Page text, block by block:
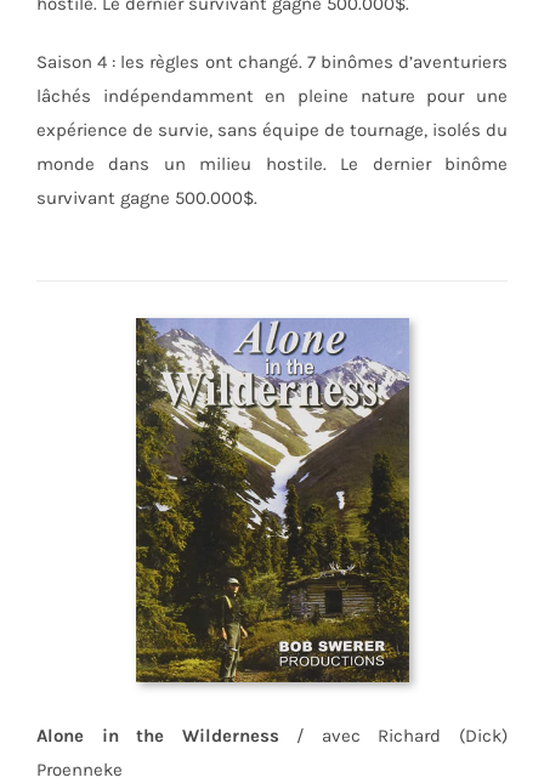
Saison 4 : les règles ont changé. 7 binômes d’aventuriers
lâchés indépendamment en pleine nature pour une
expérience de survie, sans équipe de tournage, isolés du
monde dans un milieu hostile. Le dernier binôme
survivant gagne 500.000$.
Alone in the Wilderness / avec Richard (Dick)
Proenneke